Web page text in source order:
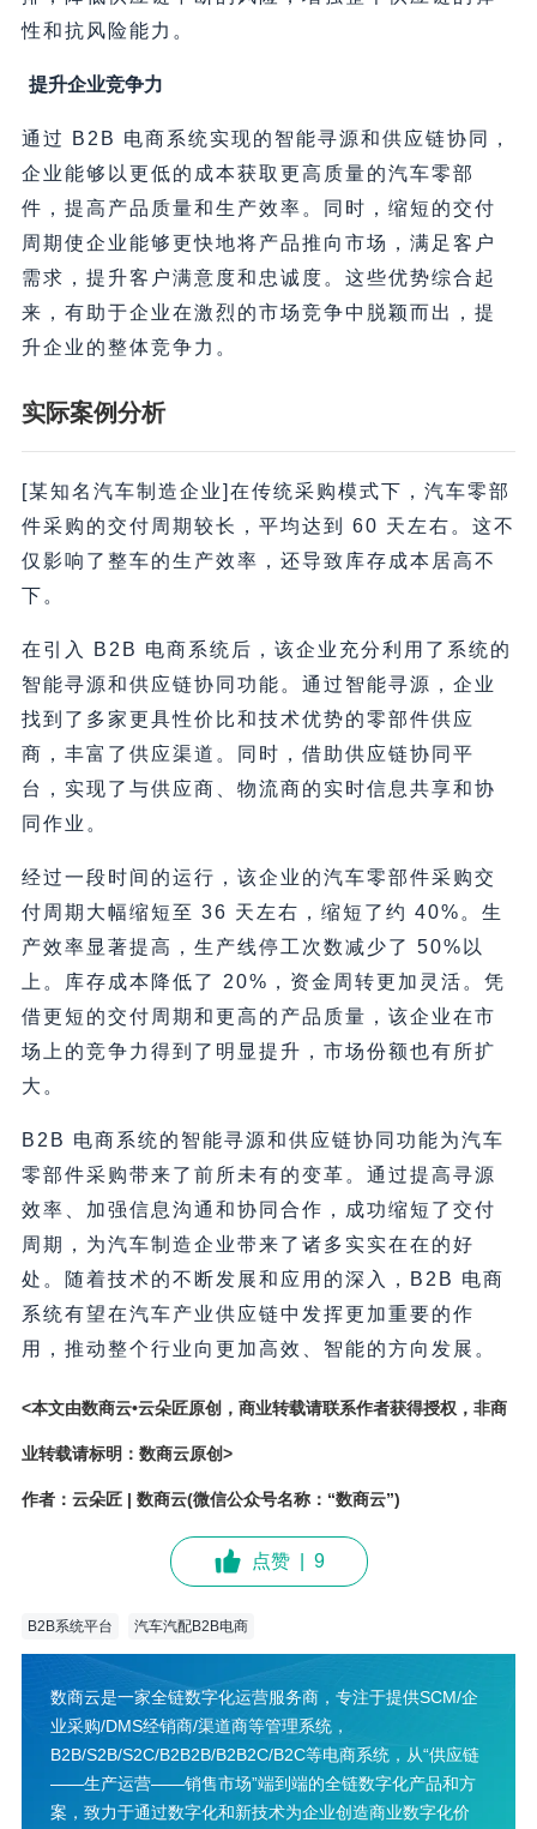
性和抗风险能力。
提升企业竞争力
通过 B2B 电商系统实现的智能寻源和供应链协同，
企业能够以更低的成本获取更高质量的汽车零部
件，提高产品质量和生产效率。同时，缩短的交付
周期使企业能够更快地将产品推向市场，满足客户
需求，提升客户满意度和忠诚度。这些优势综合起
来，有助于企业在激烈的市场竞争中脱颖而出，提
升企业的整体竞争力。
实际案例分析
[某知名汽车制造企业]在传统采购模式下，汽车零部
件采购的交付周期较长，平均达到 60 天左右。这不
仅影响了整车的生产效率，还导致库存成本居高不
下。
在引入 B2B 电商系统后，该企业充分利用了系统的
智能寻源和供应链协同功能。通过智能寻源，企业
找到了多家更具性价比和技术优势的零部件供应
商，丰富了供应渠道。同时，借助供应链协同平
台，实现了与供应商、物流商的实时信息共享和协
同作业。
经过一段时间的运行，该企业的汽车零部件采购交
付周期大幅缩短至 36 天左右，缩短了约 40%。生
产效率显著提高，生产线停工次数减少了 50%以
上。库存成本降低了 20%，资金周转更加灵活。凭
借更短的交付周期和更高的产品质量，该企业在市
场上的竞争力得到了明显提升，市场份额也有所扩
大。
B2B 电商系统的智能寻源和供应链协同功能为汽车
零部件采购带来了前所未有的变革。通过提高寻源
效率、加强信息沟通和协同合作，成功缩短了交付
周期，为汽车制造企业带来了诸多实实在在的好
处。随着技术的不断发展和应用的深入，B2B 电商
系统有望在汽车产业供应链中发挥更加重要的作
用，推动整个行业向更加高效、智能的方向发展。
<本文由数商云•云朵匠原创，商业转载请联系作者获得授权，非商
业转载请标明：数商云原创>
作者：云朵匠 | 数商云(微信公众号名称：“数商云”)
点赞 9
B2B系统平台 汽车汽配B2B电商
数商云是一家全链数字化运营服务商，专注于提供SCM/企
业采购/DMS经销商/渠道商等管理系统，
B2B/S2B/S2C/B2B2B/B2B2C/B2C等电商系统，从“供应链
——生产运营——销售市场”端到端的全链数字化产品和方
案，致力于通过数字化和新技术为企业创造商业数字化价